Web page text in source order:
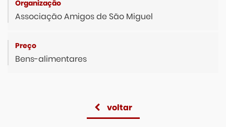
Associação Amigos de São Miguel
Bens-alimentares
voltar